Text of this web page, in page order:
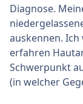
Diagnose.
auskennen.
erfahren
Schwerpunkt
(in welcher